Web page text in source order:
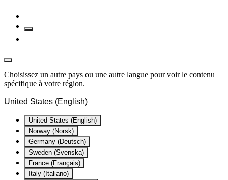
Choisissez un autre pays ou une autre langue pour voir le contenu
spécifique à votre région.
United States (English)
United States (English)
Norway (Norsk)
Germany (Deutsch)
Sweden (Svenska)
France (Français)
Italy (Italiano)